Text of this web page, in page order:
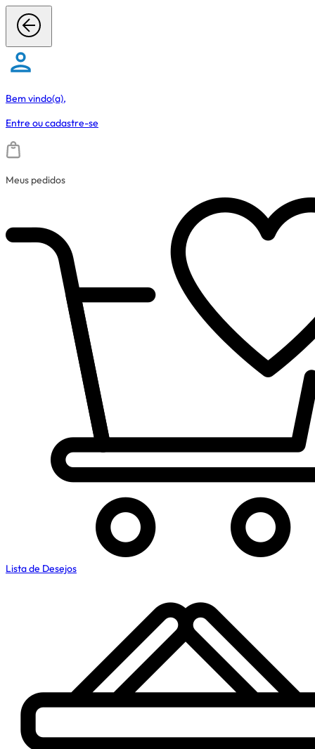
Bem vindo(a),
Entre oucadastre-se
Meus pedidos
Lista de Desejos